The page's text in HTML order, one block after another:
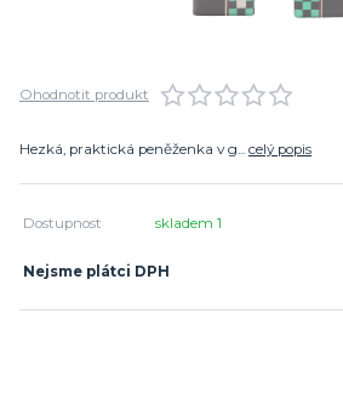
Ohodnotit produkt
Hezká, praktická peněženka v g... celý popis
Dostupnost skladem 1
Nejsme plátci DPH